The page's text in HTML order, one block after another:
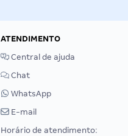
ATENDIMENTO
Central de ajuda
Chat
WhatsApp
E-mail
Horário de atendimento: